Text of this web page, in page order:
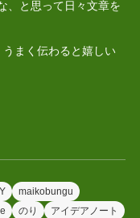
、と思って日々文章を
まく伝わると嬉しい
maikobungu
のり
アイデアノート